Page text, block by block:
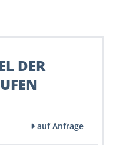
DER
auf Anfrage